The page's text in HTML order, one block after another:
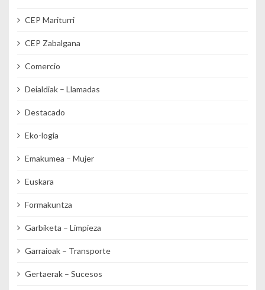
CEP Mariturri
CEP Zabalgana
Comercio
Deialdiak – Llamadas
Destacado
Eko-logia
Emakumea – Mujer
Euskara
Formakuntza
Garbiketa – Limpieza
Garraioak – Transporte
Gertaerak – Sucesos